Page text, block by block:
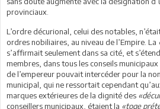
provinciaux.
L’ordre décurional, celui des notables,
ordres nobiliaires, au niveau de l’Empire. La
s’affirmait seulement dans sa cité, et
membres, dans tous les conseils municipaux
de l’empereur pouvait intercéder pour la
municipal, qui ne ressortait cependant
marques extérieures de la dignité des
conseillers municipaux, étaient la «toge